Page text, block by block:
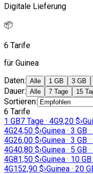
Digitale Lieferung
📦
6 Tarife
für Guinea
Daten: Alle 1 GB 3 GB
Dauer: Alle 7 Tage 15
Sortieren:
6 Tarife
1 GB7 Tage · 4G9,20 $›
4G24,50 $›Guinea · 3 GB
4G26,00 $›Guinea · 3 GB
4G40,80 $›Guinea · 5 GB
4G81,50 $›Guinea · 10
4G152,90 $›Guinea · 20